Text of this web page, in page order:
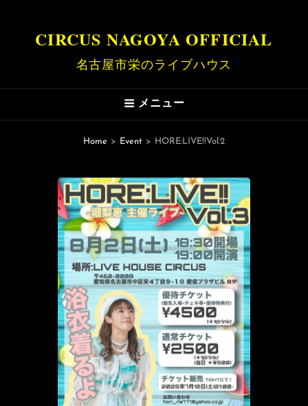
CIRCUS NAGOYA OFFICIAL
名古屋市栄のライブハウス
メニュー
Home > Event > HORE:LIVE!!Vol.2